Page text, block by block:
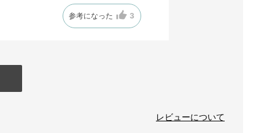
参考になった 3
レビューについて